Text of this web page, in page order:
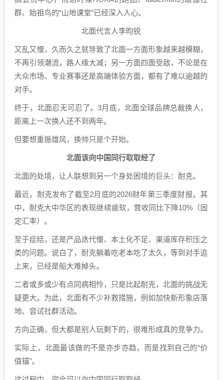
群、始祖鸟的“山地课堂”已经深入人心。
北面代言人李昀锐
又乱又慢，久而久之就导致了北面一方面形象越来越模糊，
不再引领潮流，路人缘大减；另一方面四面受敌，不论是在
大众市场、专业赛事还是高端体验方面，都有了难以逾越的
对手。
终于，北面忍无可忍了。3月底，北面全球品牌总裁换人，
距离上一次换人还不到两年。
但要想重振雄风，换帅只是个开始。
北面该向中国同行取取经了
北面的处境，让人联想到另一个身处困境的巨头：耐克。
最近，耐克发布了截至2月底的2026财年第三季度财报。其
中，耐克大中华区的表现继续疲软，营收同比下降10%（固
定汇率）。
至于症结，还是产品迭代慢、本土化不足、渠道库存积压之
类的问题。说白了，耐克躺着吃老本吃了太久，等到对手追
上来，已经是船大难掉头。
二者或多或少有点同病相怜，只是比起耐克，北面的挑战无
疑更大。为此，北面有不少补救措施，例如加快新形象店落
地、尝试社群活动。
方向正确，但大都是别人玩剩下的，很难形成真的竞争力。
实际上，北面最该做的不是亦步亦趋，而是找到自己的“价
值锚”。